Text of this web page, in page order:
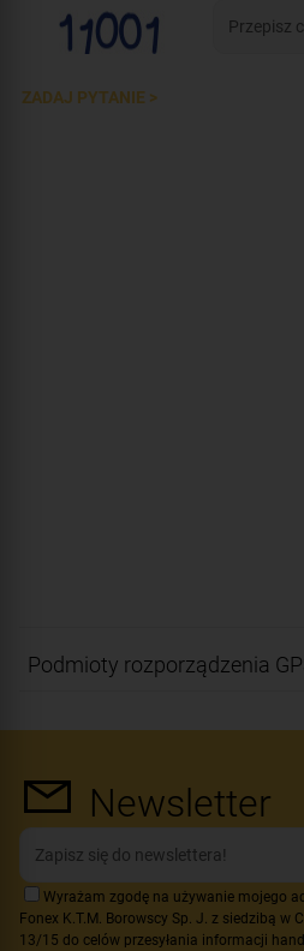
ZADAJ PYTANIE >
Podmioty rozporządzenia
Newsletter
Wyrażam zgodę na używanie mojego
Fonex K.T.M. Borowscy Sp. J. z siedzibą w
13/15 do celów przesyłania informacji